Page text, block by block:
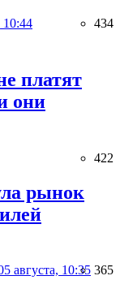
10:44 434
платят
они
422
рынок
августа, 10:35 365